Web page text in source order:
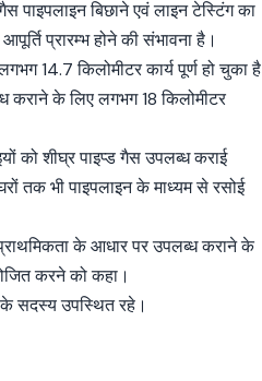
पाइपलाइन बिछाने एवं लाइन टेस्टिंग का
प्रारम्भ होने की संभावना है।
14.7 किलोमीटर कार्य पूर्ण हो चुका है
कराने के लिए लगभग 18 किलोमीटर
को शीघ्र पाइप्ड गैस उपलब्ध कराई
तक भी पाइपलाइन के माध्यम से रसोई
के आधार पर उपलब्ध कराने के
करने को कहा।
के सदस्य उपस्थित रहे।